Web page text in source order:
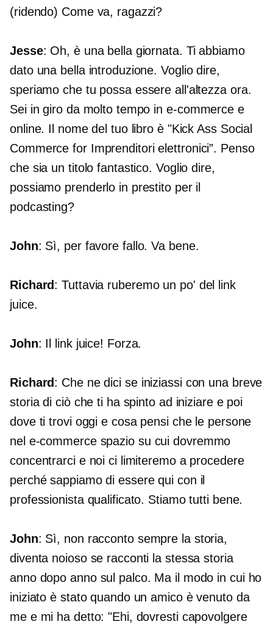
(ridendo) Come va, ragazzi?
Jesse: Oh, è una bella giornata. Ti abbiamo
dato una bella introduzione. Voglio dire,
speriamo che tu possa essere all'altezza ora.
Sei in giro da molto tempo in e-commerce e
online. Il nome del tuo libro è "Kick Ass Social
Commerce for Imprenditori elettronici”. Penso
che sia un titolo fantastico. Voglio dire,
possiamo prenderlo in prestito per il
podcasting?
John: Sì, per favore fallo. Va bene.
Richard: Tuttavia ruberemo un po' del link
juice.
John: Il link juice! Forza.
Richard: Che ne dici se iniziassi con una breve
storia di ciò che ti ha spinto ad iniziare e poi
dove ti trovi oggi e cosa pensi che le persone
nel e-commercespazio su cui dovremmo
concentrarci e noi ci limiteremo a procedere
perché sappiamo di essere qui con il
professionista qualificato. Stiamo tutti bene.
John: Sì, non racconto sempre la storia,
diventa noioso se racconti la stessa storia
anno dopo anno sul palco. Ma il modo in cui ho
iniziato è stato quando un amico è venuto da
me e mi ha detto: "Ehi, dovresti capovolgere